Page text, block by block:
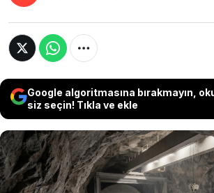
Google algoritmasına bırakmayın,
siz seçin! Tıkla ve ekle
Finlandiya, nükleer enerjide
tarihi bir adıma imza atıyor.